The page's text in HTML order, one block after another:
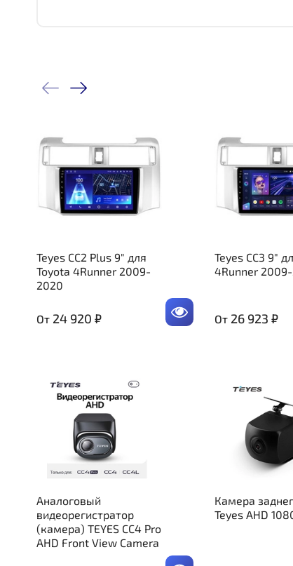
Teyes CC2 Plus 9" для
Toyota 4Runner 2009-
2020
От 24 920 ₽
Teyes CC3 9"
4Runner
От 26 923 ₽
Аналоговый
видеорегистратор
(камера) TEYES CC4 Pro
AHD Front View Camera
Камера
Teyes AHD